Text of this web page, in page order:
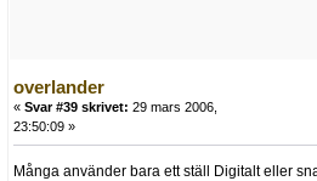
overlander
« Svar #39 skrivet: 29 mars 2006,
23:50:09 »
Många använder bara ett ställ Digitalt eller